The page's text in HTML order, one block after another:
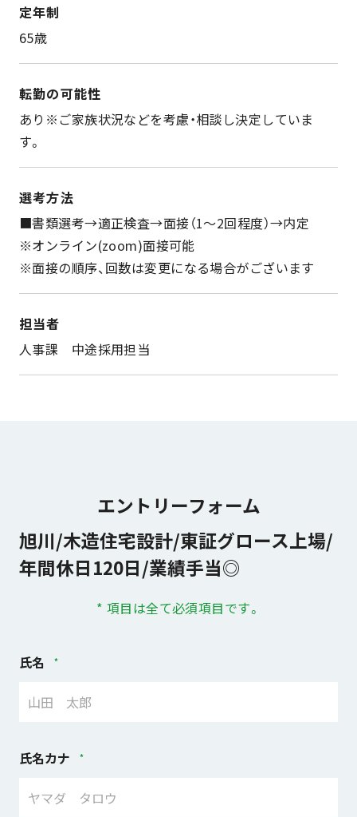
定年制
65歳
転勤の可能性
あり※ご家族状況などを考慮・相談し決定していま
す。
選考方法
■書類選考→適正検査→面接（1～2回程度）→内定
※オンライン(zoom)面接可能
※面接の順序、回数は変更になる場合がございます
担当者
人事課 中途採用担当
エントリーフォーム
旭川/木造住宅設計/東証グロース上場/
年間休日120日/業績手当◎
* 項目は全て必須項目です。
氏名
氏名カナ